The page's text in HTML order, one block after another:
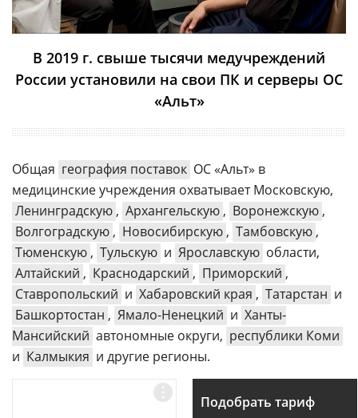
В 2019 г. свыше тысячи медучреждений
России установили на свои ПК и серверы ОС
«Альт»
Общая география поставок ОС «Альт» в
медицинские учреждения охватывает Московскую,
Ленинградскую, Архангельскую, Воронежскую,
Волгоградскую, Новосибирскую, Тамбовскую,
Тюменскую, Тульскую и Ярославскую области,
Алтайский , Краснодарский , Приморский ,
Ставропольский и Хабаровский края , Татарстан и
Башкортостан , Ямало-Ненецкий и Ханты-
Мансийский автономные округи, республики Коми
и Калмыкия и другие регионы.
Подобрать тариф